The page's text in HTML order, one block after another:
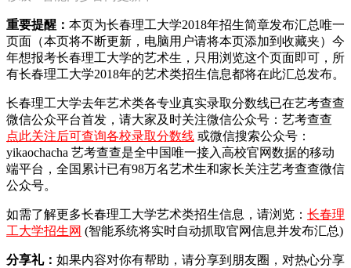
重要提醒： 本页为长春理工大学2018年招生简章发布汇总唯一
页面（本页将不断更新，电脑用户请将本页添加到收藏夹）今
年想报考长春理工大学的艺术生，只用浏览这个页面即可，所
有长春理工大学2018年的艺术类招生信息都将在此汇总发布。
长春理工大学去年艺术类各专业真实录取分数线已在艺考查查
微信公众平台首发， 请大家及时关注微信公众号：艺考查查
点此关注后可查询各校录取分数线 或微信搜索公众号：
yikaochacha 艺考查查是全中国唯一接入高校官网数据的移动
端平台，全国累计已有98万名艺术生和家长关注艺考查查微信
公众号。
如需了解更多长春理工大学艺术类招生信息，请浏览： 长春理
工大学招生网 (智能系统将实时自动抓取官网信息并发布汇总)
分享礼： 如果内容对你有帮助，请分享到朋友圈，对热心分享